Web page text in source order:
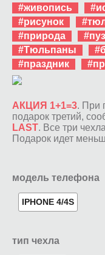
#живопись
#рисунок
#природа
#Тюльпаны
#праздник
АКЦИЯ 1+1=3. При
подарок третий,
LAST. Все три
Подарок идет
модель телефона
IPHONE 4/4S
тип чехла